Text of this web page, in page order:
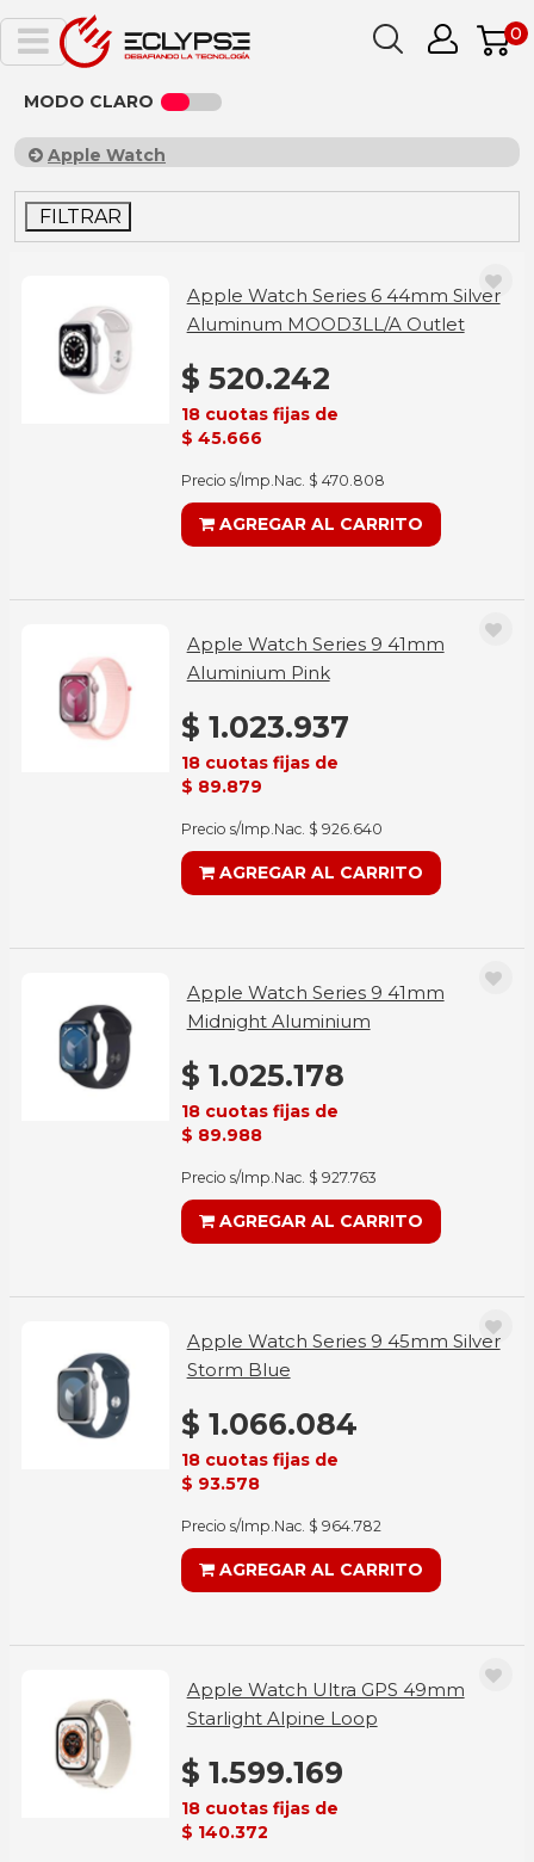
0
MODO CLARO
Apple Watch
FILTRAR
Apple Watch Series 6 44mm Silver
Aluminum MOOD3LL/A Outlet
$ 520.242
18 cuotas fijas de
$ 45.666
Precio s/Imp.Nac. $ 470.808
AGREGAR AL CARRITO
Apple Watch Series 9 41mm
Aluminium Pink
$ 1.023.937
18 cuotas fijas de
$ 89.879
Precio s/Imp.Nac. $ 926.640
AGREGAR AL CARRITO
Apple Watch Series 9 41mm
Midnight Aluminium
$ 1.025.178
18 cuotas fijas de
$ 89.988
Precio s/Imp.Nac. $ 927.763
AGREGAR AL CARRITO
Apple Watch Series 9 45mm Silver
Storm Blue
$ 1.066.084
18 cuotas fijas de
$ 93.578
Precio s/Imp.Nac. $ 964.782
AGREGAR AL CARRITO
Apple Watch Ultra GPS 49mm
Starlight Alpine Loop
$ 1.599.169
18 cuotas fijas de
$ 140.372